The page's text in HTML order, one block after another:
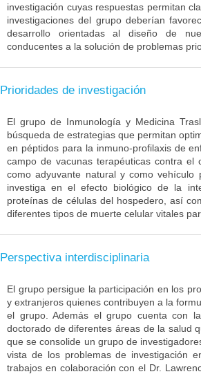
investigación cuyas respuestas permitan
investigaciones del grupo deberían
desarrollo orientadas al diseño de
conducentes a la solución de problemas
Prioridades de investigación
El grupo de Inmunología y Medicina
búsqueda de estrategias que permitan
en péptidos para la inmuno-profilaxis de
campo de vacunas terapéuticas contra
como adyuvante natural y como
investiga en el efecto biológico de la
proteínas de células del hospedero, así
diferentes tipos de muerte celular vitales
Perspectiva interdisciplinaria
El grupo persigue la participación en los
y extranjeros quienes contribuyen a la
el grupo. Además el grupo cuenta con
doctorado de diferentes áreas de la salud
que se consolide un grupo de
vista de los problemas de investigación
trabajos en colaboración con el Dr.